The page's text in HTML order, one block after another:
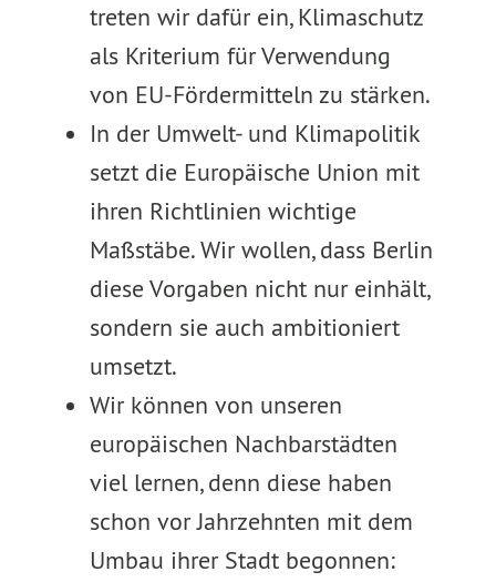
treten wir dafür ein, Klimaschutz
als Kriterium für Verwendung
von EU-Fördermitteln zu stärken.
In der Umwelt- und Klimapolitik
setzt die Europäische Union mit
ihren Richtlinien wichtige
Maßstäbe. Wir wollen, dass Berlin
diese Vorgaben nicht nur einhält,
sondern sie auch ambitioniert
umsetzt.
Wir können von unseren
europäischen Nachbarstädten
viel lernen, denn diese haben
schon vor Jahrzehnten mit dem
Umbau ihrer Stadt begonnen: